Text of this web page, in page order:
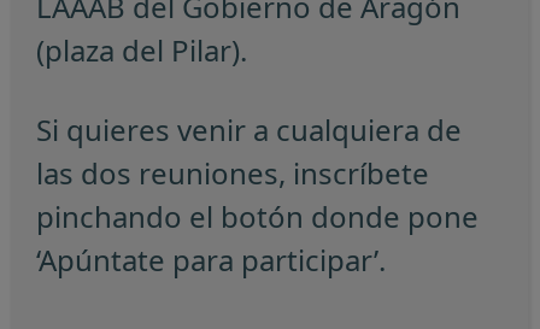
(plaza del Pilar).
Si quieres venir a cualquiera de
las dos reuniones, inscríbete
pinchando el botón donde pone
‘Apúntate para participar’.